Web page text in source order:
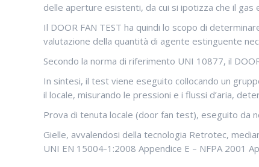
delle aperture esistenti, da cui si ipotizza che il
Il DOOR FAN TEST ha quindi lo scopo di
valutazione della quantità di agente estinguente
Secondo la norma di riferimento UNI 10877, il
In sintesi, il test viene eseguito collocando un
il locale, misurando le pressioni e i flussi d’aria,
Prova di tenuta locale (door fan test), eseguito da
Gielle, avvalendosi della tecnologia Retrotec,
UNI EN 15004-1:2008 Appendice E – NFPA 2001